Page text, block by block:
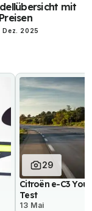
mit
Dez. 2025
29
Citroën e-C3 You
Test
13 Mai